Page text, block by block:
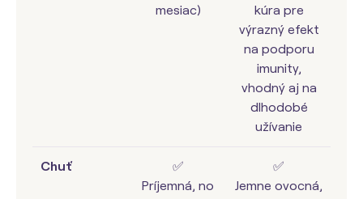
mesiac)
kúra pre
výrazný efekt
na podporu
imunity,
vhodný aj na
dlhodobé
užívanie
Chuť
✅
Príjemná, no
✅
Jemne ovocná,